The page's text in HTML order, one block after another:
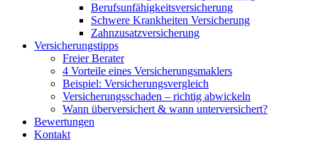
Berufsunfähigkeitsversicherung
Schwere Krankheiten Versicherung
Zahnzusatzversicherung
Versicherungstipps
Freier Berater
4 Vorteile eines Versicherungsmaklers
Beispiel: Versicherungsvergleich
Versicherungsschaden – richtig abwickeln
Wann überversichert & wann unterversichert?
Bewertungen
Kontakt